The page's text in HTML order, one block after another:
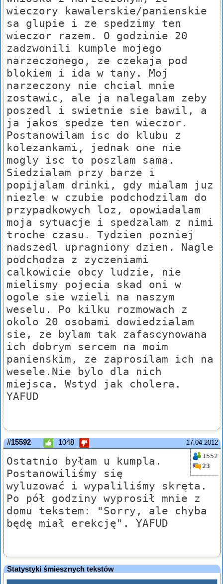
wieczory kawalerskie/panienskie
sa glupie i ze spedzimy ten
wieczor razem. O godzinie 20
zadzwonili kumple mojego
narzeczonego, ze czekaja pod
blokiem i ida w tany. Moj
narzeczony nie chcial mnie
zostawic, ale ja nalegalam zeby
poszedl i swietnie sie bawil, a
ja jakos spedze ten wieczor.
Postanowilam isc do klubu z
kolezankami, jednak one nie
mogly isc to poszlam sama.
Siedzialam przy barze i
popijalam drinki, gdy mialam juz
niezle w czubie podchodzilam do
przypadkowych loz, opowiadalam
moja sytuacje i spedzalam z nimi
troche czasu. Tydzien pozniej
nadszedl upragniony dzien. Nagle
podchodza z zyczeniami
calkowicie obcy ludzie, nie
mielismy pojecia skad oni w
ogole sie wzieli na naszym
weselu. Po kilku rozmowach z
okolo 20 osobami dowiedzialam
sie, ze bylam tak zafascynowana
ich dobrym sercem na moim
panienskim, ze zaprosilam ich na
wesele.Nie bylo dla nich
miejsca. Wstyd jak cholera.
YAFUD
17.04.2012
#15592 1048
1552
23
Ostatnio byłam u kumpla.
Postanowiliśmy się
wyluzować i wypaliliśmy skręta.
Po pół godziny wyprosił mnie z
domu tekstem: "Sorry, ale chyba
będę miał erekcję". YAFUD
Statystyki śmiesznych tekstów